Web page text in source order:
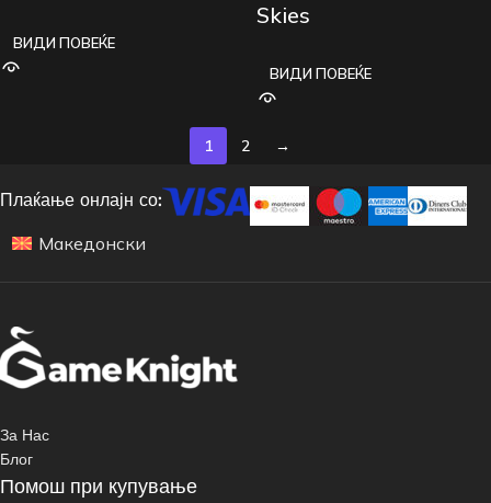
ВИДИ ПОВЕЌЕ
Skies
ВИДИ ПОВЕЌЕ
1 2 →
Плаќање онлајн со:
Македонски
За Нас
Блог
Помош при купување